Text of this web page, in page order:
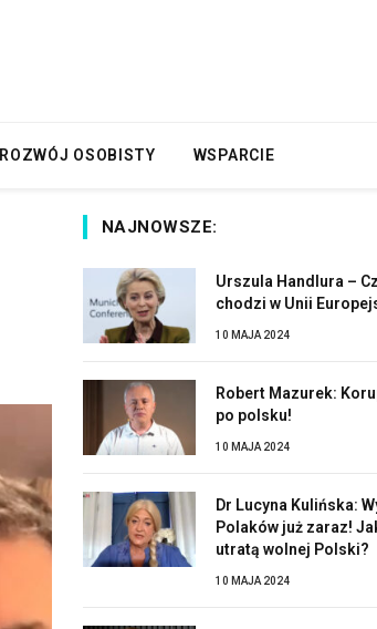
ROZWÓJ OSOBISTY WSPARCIE
NAJNOWSZE:
Urszula Handlura –
chodzi w Unii
10 MAJA 2024
Robert Mazurek:
po polsku!
10 MAJA 2024
Dr Lucyna Kulińska:
Polaków już zaraz!
utratą wolnej Polski?
10 MAJA 2024